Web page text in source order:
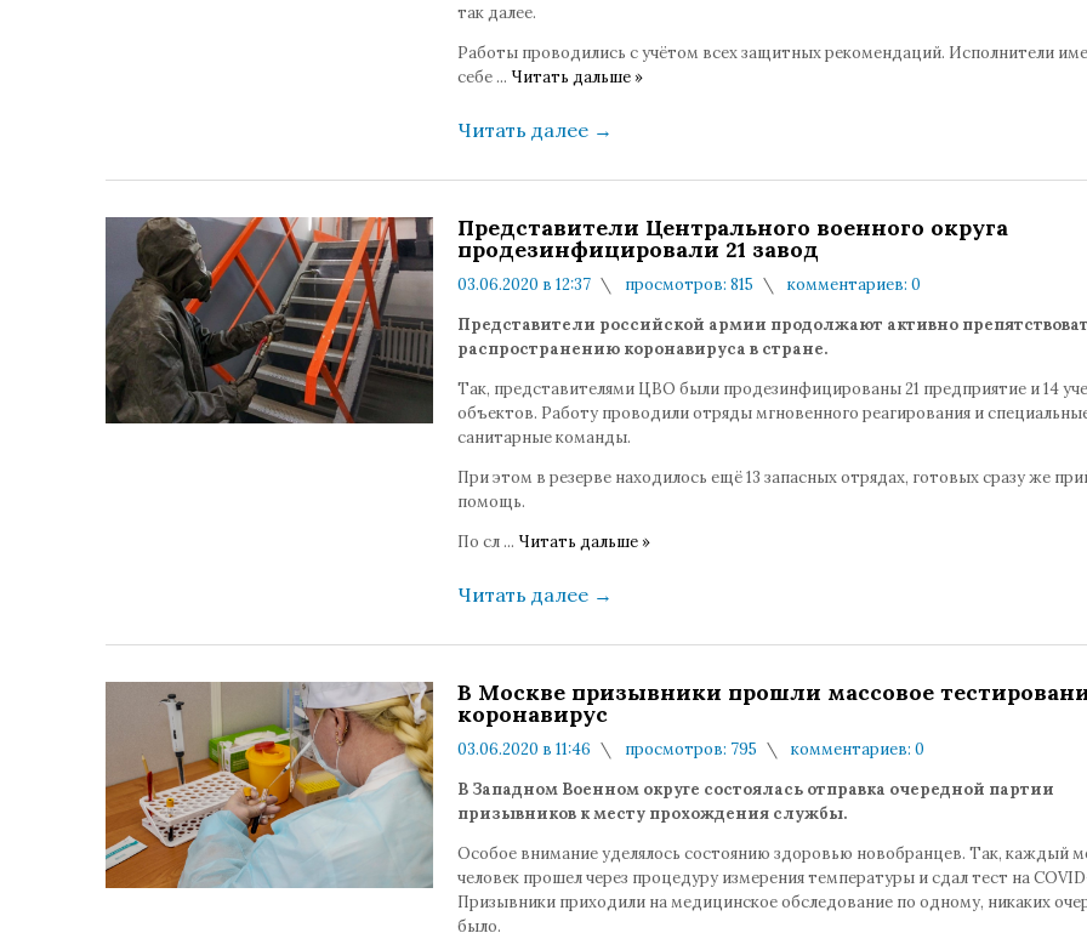
так далее.
Работы проводились с учётом всех защитных рекомендаций. Исполнители
себе ... Читать дальше »
Читать далее →
Представители Центрального военного округа
продезинфицировали 21 завод
03.06.2020 в 12:37 просмотров: 815
комментариев: 0
Представители российской армии продолжают активно
распространению коронавируса в стране.
Так, представителями ЦВО были продезинфицированы 21 предприятие и 14
объектов. Работу проводили отряды мгновенного реагирования и
санитарные команды.
При этом в резерве находилось ещё 13 запасных отрядах, готовых сразу же
помощь.
По сл ... Читать дальше »
Читать далее →
В Москве призывники прошли массовое
коронавирус
03.06.2020 в 11:46 просмотров: 795
комментариев: 0
В Западном Военном округе состоялась отправка очередной партии
призывников к месту прохождения службы.
Особое внимание уделялось состоянию здоровью новобранцев. Так, каждый
человек прошел через процедуру измерения температуры и сдал тест на
Призывники приходили на медицинское обследование по одному, никаких
было.